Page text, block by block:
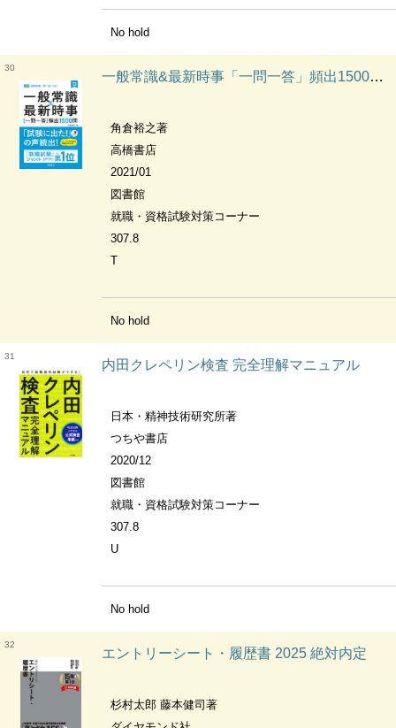
No hold
30
一般常識&最新時事「一問一答」頻出1500問 ['23年度版]
角倉裕之著
高橋書店
2021/01
図書館
就職・資格試験対策コーナー
307.8
T
No hold
31
内田クレペリン検査 完全理解マニュアル
日本・精神技術研究所著
つちや書店
2020/12
図書館
就職・資格試験対策コーナー
307.8
U
No hold
32
エントリーシート・履歴書 2025 絶対内定
杉村太郎 藤本健司著